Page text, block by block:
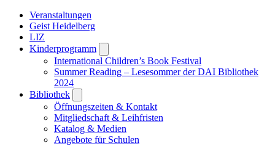
Veranstaltungen
Geist Heidelberg
LIZ
Kinderprogramm
submenu
International Children’s Book Festival
Summer Reading – Lesesommer der DAI Bibliothek
2024
Bibliothek
submenu
Öffnungszeiten & Kontakt
Mitgliedschaft & Leihfristen
Katalog & Medien
Angebote für Schulen